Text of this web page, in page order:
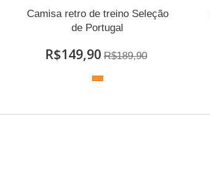
Camisa retro de treino Seleção
de Portugal
R$149,90 R$189,90